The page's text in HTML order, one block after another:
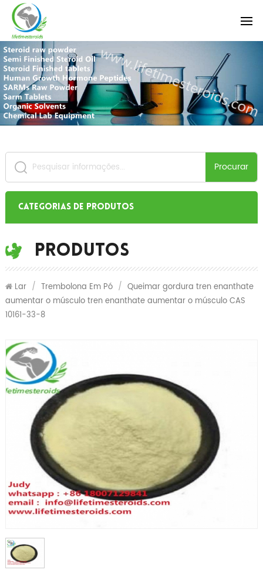
Procurar
Categorias de produtos
Produtos
Lar / Trembolona Em Pó / Queimar gordura tren enanthate
aumentar o músculo tren enanthate aumentar o músculo CAS
10161-33-8